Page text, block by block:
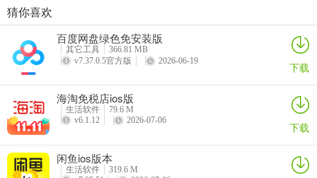
4、支持更改主题以及壁纸，点击主界面左边的三条线的地方，我们就
可以看到有关该软件的设置了，点击更换主题；
爱抢购ios版
详情
拍机堂ios版
详情
百合生活ios版
麦当劳苹果手机版
猜你喜欢
百度网盘绿色免安装版
其它工具
366.81 MB
v7.37.0.5官方版
2026-06-19 下载
海淘免税店ios版
生活软件
79.6 M
v6.1.12
2026-07-06 下载
闲鱼ios版本
生活软件
319.6 M